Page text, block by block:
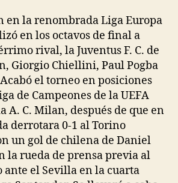
en la renombrada Liga Europa
en los octavos de final a
rival, la Juventus F. C. de
Giorgio Chiellini, Paul Pogba
el torneo en posiciones
de Campeones de la UEFA
A. C. Milan, después de que en
derrotara 0-1 al Torino
un gol de chilena de Daniel
la rueda de prensa previa al
el Sevilla en la cuarta